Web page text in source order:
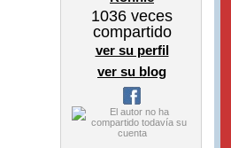
1036 veces
compartido
ver su perfil
ver su blog